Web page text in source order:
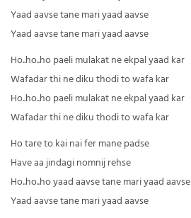
Yaad aavse tane mari yaad aavse
Yaad aavse tane mari yaad aavse
Ho..ho..ho paeli mulakat ne ekpal yaad kar
Wafadar thi ne diku thodi to wafa kar
Ho..ho..ho paeli mulakat ne ekpal yaad kar
Wafadar thi ne diku thodi to wafa kar
Ho tare to kai nai fer mane padse
Have aa jindagi nomnij rehse
Ho..ho..ho yaad aavse tane mari yaad aavse
Yaad aavse tane mari yaad aavse